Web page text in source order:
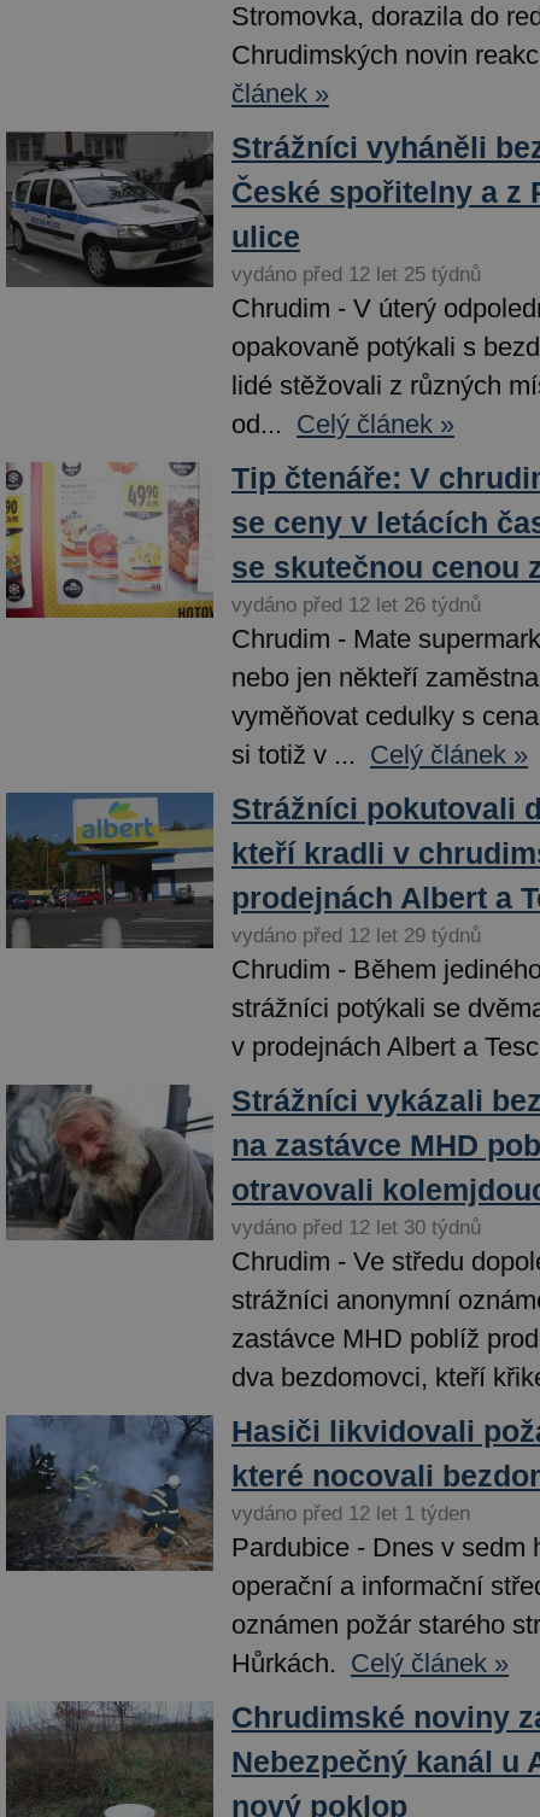
Stromovka, dorazila do
Chrudimských novin
článek »
Strážníci vyháněli
České spořitelny a z
ulice
vydáno před 12 let 25 týdnů
Chrudim - V úterý
opakovaně potýkali s
lidé stěžovali z různých
od... Celý článek »
Tip čtenáře: V
se ceny v letácích
se skutečnou cenou
vydáno před 12 let 26 týdnů
Chrudim - Mate
nebo jen někteří
vyměňovat cedulky s
si totiž v ... Celý článek »
Strážníci pokutovali
kteří kradli v
prodejnách Albert a
vydáno před 12 let 29 týdnů
Chrudim - Během
strážníci potýkali se
v prodejnách Albert a
Strážníci vykázali
na zastávce MHD
otravovali
vydáno před 12 let 30 týdnů
Chrudim - Ve středu
strážníci anonymní
zastávce MHD poblíž
dva bezdomovci, kteří
Hasiči likvidovali
které nocovali
vydáno před 12 let 1 týden
Pardubice - Dnes v sedm
operační a informační
oznámen požár starého
Hůrkách. Celý článek »
Chrudimské noviny
Nebezpečný kanál u
nový poklop